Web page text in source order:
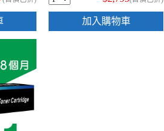
加入購物車